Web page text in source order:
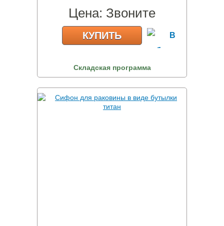
Цена: Звоните
КУПИТЬ
Складская программа